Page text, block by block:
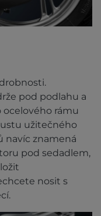
pod podlahu a
rámu
užitečného
navíc znamená
pod sedadlem,
nosit s